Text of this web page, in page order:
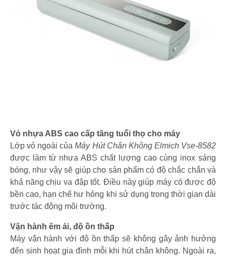
Vỏ nhựa ABS cao cấp tăng tuổi thọ cho máy
Lớp vỏ ngoài củaMáy Hút Chân Không Elmich Vse-8582
được làm từ nhựa ABS chất lượng cao cùng inox sáng
bóng, như vậy sẽ giúp cho sản phẩm có độ chắc chắn và
khả năng chịu va đập tốt. Điều này giúp máy có được độ
bền cao, hạn chế hư hỏng khi sử dụng trong thời gian dài
trước tác động môi trường.
Vận hành êm ái, độ ồn thấp
Máy vận hành với độ ồn thấp sẽ không gây ảnh hưởng
đến sinh hoạt gia đình mỗi khi hút chân không. Ngoài ra,